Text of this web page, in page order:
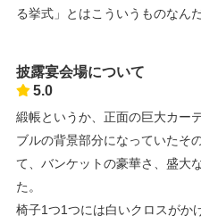
る挙式」とはこういうものなん
披露宴会場について
5.0
緞帳というか、正面の巨大カー
ブルの背景部分になっていたそ
て、バンケットの豪華さ、盛大
た。
椅子1つ1つには白いクロスがか